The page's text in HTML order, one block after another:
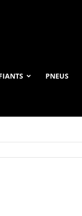
PNEUS